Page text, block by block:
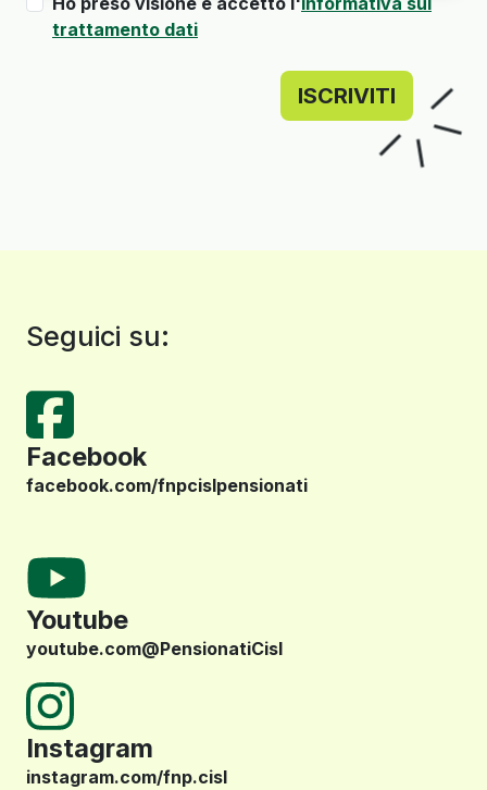
trattamento dati
ISCRIVITI
Seguici su:
Facebook
facebook.com/fnpcislpensionati
Youtube
youtube.com@PensionatiCisl
Instagram
instagram.com/fnp.cisl